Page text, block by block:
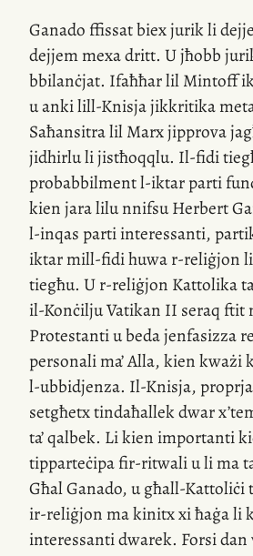
Ganado ffissat biex jurik li
dejjem mexa dritt. U jħobb
bbilanċjat. Ifaħħar lil Mintoff
u ankilill-Knisjajikkritika
Saħansitra lil Marx jipprova
jidhirlu li jistħoqqlu. Il-fidi
probabbilmentl-iktarparti
kien jara lilu nnifsu Herbert
l-inqas parti interessanti,
iktarmill-fidihuwar-reliġjon
tiegħu. Ur-reliġjon Kattolika
il-KonċiljuVatikan II seraq ftit
Protestanti u beda jenfasizza
personali ma’ Alla, kien
l-ubbidjenza. Il-Knisja,
setgħetx tindaħallek dwar
ta’ qalbek. Li kien importanti
tipparteċipafir-ritwaliu li ma
Għal Ganado, u għall-Kattoliċi
ir-reliġjon ma kinitx xi ħaġa li
interessanti dwarek. Forsi dan